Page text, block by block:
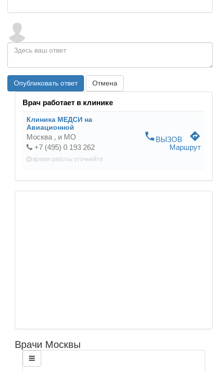
Опубликовать ответ Отмена
Врач работает в клинике
Клиника МЕДСИ на
Авиационной
Москва , и МО
+7 (495) 0 193 262
время работы уточняйте
phone ВЫЗОВ directions
Маршрут
Врачи Москвы